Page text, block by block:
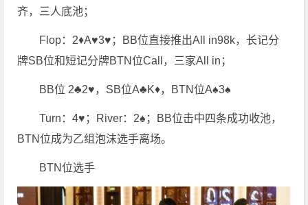
齐，三人底池；
Flop：2♦️A♥️3♥️；BB位直接推出All in98k，长记分
牌SB位和短记分牌BTN位Call，三家All in；
BB位 2♣️2♥️，SB位A♣️K♦️，BTN位A♠️3♠️
Turn：4♥️；River：2♠️；BB位击中四条成功收池，
BTN位成为乙组泡沫选手离场。
BTN位选手